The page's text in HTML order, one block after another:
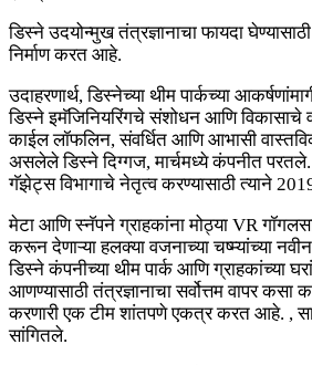
डिस्ने उदयोन्मुख तंत्रज्ञानाचा फायदा
निर्माण करत आहे.
उदाहरणार्थ, डिस्नेच्या थीम पार्कच्या
डिस्ने इमॅजिनियरिंगचे संशोधन आणि विकासाचे
काईल लॉफलिन, संवर्धित आणि आभासी
असलेले डिस्ने दिग्गज, मार्चमध्ये कंपनीत
गॅझेट्स विभागाचे नेतृत्व करण्यासाठी त्याने
मेटा आणि स्नॅपने ग्राहकांना मोठ्या VR
करून देणाऱ्या हलक्या वजनाच्या चष्म्यांच्या
डिस्ने कंपनीच्या थीम पार्क आणि ग्राहकांच्या
आणण्यासाठी तंत्रज्ञानाचा सर्वोत्तम वापर कसा
करणारी एक टीम शांतपणे एकत्र करत आहे. ,
सांगितले.